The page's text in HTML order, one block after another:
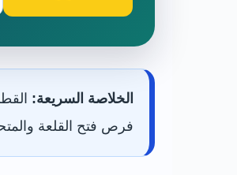
الخلاصة السريعة:
فرص فتح القلعة